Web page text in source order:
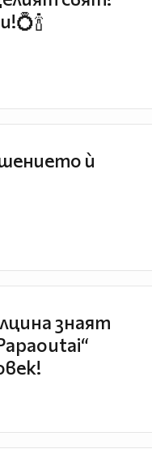
ѝ
знаят